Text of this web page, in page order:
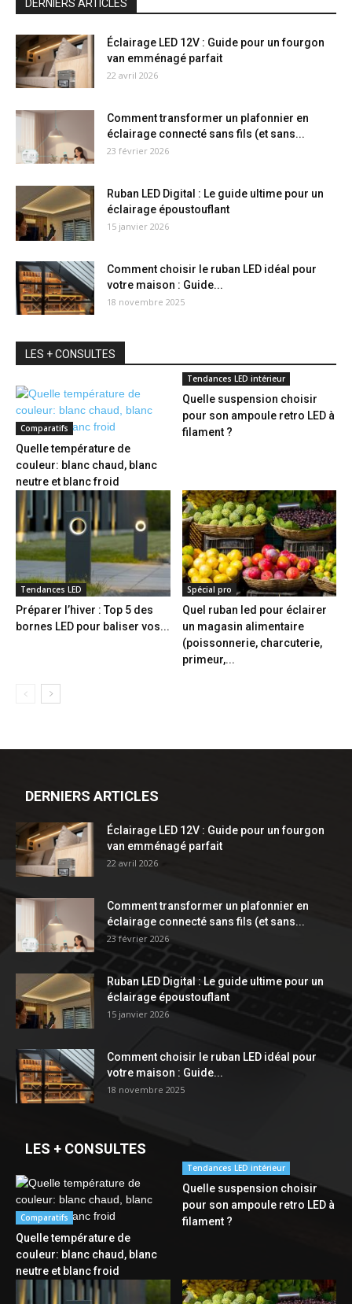
DERNIERS ARTICLES
Éclairage LED 12V : Guide pour un fourgon
van emménagé parfait
22 avril 2026
Comment transformer un plafonnier en
éclairage connecté sans fils (et sans...
23 février 2026
Ruban LED Digital : Le guide ultime pour un
éclairage époustouflant
15 janvier 2026
Comment choisir le ruban LED idéal pour
votre maison : Guide...
18 novembre 2025
LES + CONSULTES
Comparatifs
Quelle température de
couleur: blanc chaud, blanc
neutre et blanc froid
Tendances LED intérieur
Quelle suspension choisir
pour son ampoule retro LED à
filament ?
Tendances LED
Préparer l’hiver : Top 5 des
bornes LED pour baliser vos...
Spécial pro
Quel ruban led pour éclairer
un magasin alimentaire
(poissonnerie, charcuterie,
primeur,...
DERNIERS ARTICLES
Éclairage LED 12V : Guide pour un fourgon
van emménagé parfait
22 avril 2026
Comment transformer un plafonnier en
éclairage connecté sans fils (et sans...
23 février 2026
Ruban LED Digital : Le guide ultime pour un
éclairage époustouflant
15 janvier 2026
Comment choisir le ruban LED idéal pour
votre maison : Guide...
18 novembre 2025
LES + CONSULTES
Comparatifs
Quelle température de
couleur: blanc chaud, blanc
neutre et blanc froid
Tendances LED intérieur
Quelle suspension choisir
pour son ampoule retro LED à
filament ?